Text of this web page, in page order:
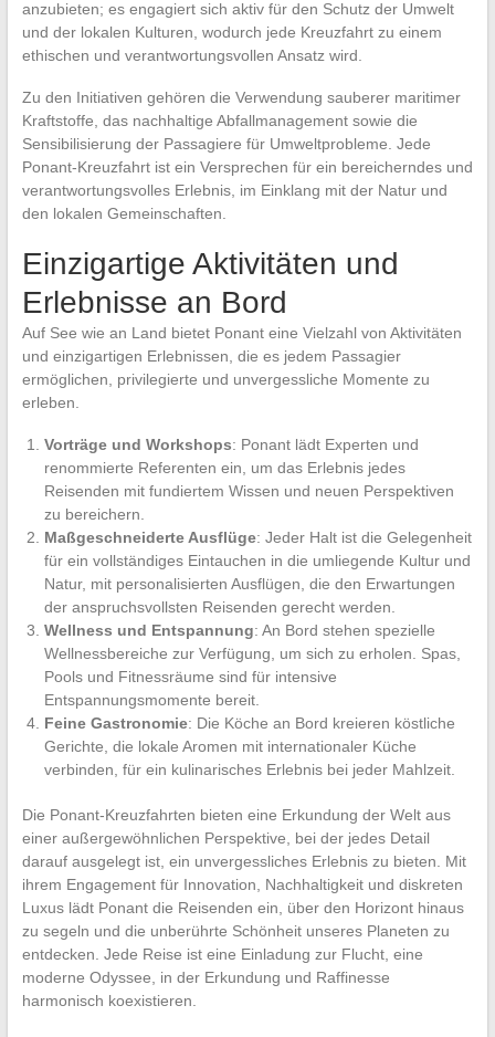
anzubieten; es engagiert sich aktiv für den Schutz der Umwelt
und der lokalen Kulturen, wodurch jede Kreuzfahrt zu einem
ethischen und verantwortungsvollen Ansatz wird.
Zu den Initiativen gehören die Verwendung sauberer maritimer
Kraftstoffe, das nachhaltige Abfallmanagement sowie die
Sensibilisierung der Passagiere für Umweltprobleme. Jede
Ponant-Kreuzfahrt ist ein Versprechen für ein bereicherndes und
verantwortungsvolles Erlebnis, im Einklang mit der Natur und
den lokalen Gemeinschaften.
Einzigartige Aktivitäten und
Erlebnisse an Bord
Auf See wie an Land bietet Ponant eine Vielzahl von Aktivitäten
und einzigartigen Erlebnissen, die es jedem Passagier
ermöglichen, privilegierte und unvergessliche Momente zu
erleben.
Vorträge und Workshops: Ponant lädt Experten und
renommierte Referenten ein, um das Erlebnis jedes
Reisenden mit fundiertem Wissen und neuen Perspektiven
zu bereichern.
Maßgeschneiderte Ausflüge: Jeder Halt ist die Gelegenheit
für ein vollständiges Eintauchen in die umliegende Kultur und
Natur, mit personalisierten Ausflügen, die den Erwartungen
der anspruchsvollsten Reisenden gerecht werden.
Wellness und Entspannung: An Bord stehen spezielle
Wellnessbereiche zur Verfügung, um sich zu erholen. Spas,
Pools und Fitnessräume sind für intensive
Entspannungsmomente bereit.
Feine Gastronomie: Die Köche an Bord kreieren köstliche
Gerichte, die lokale Aromen mit internationaler Küche
verbinden, für ein kulinarisches Erlebnis bei jeder Mahlzeit.
Die Ponant-Kreuzfahrten bieten eine Erkundung der Welt aus
einer außergewöhnlichen Perspektive, bei der jedes Detail
darauf ausgelegt ist, ein unvergessliches Erlebnis zu bieten. Mit
ihrem Engagement für Innovation, Nachhaltigkeit und diskreten
Luxus lädt Ponant die Reisenden ein, über den Horizont hinaus
zu segeln und die unberührte Schönheit unseres Planeten zu
entdecken. Jede Reise ist eine Einladung zur Flucht, eine
moderne Odyssee, in der Erkundung und Raffinesse
harmonisch koexistieren.